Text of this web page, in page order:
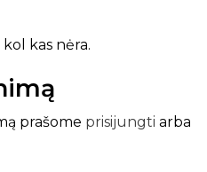
kas nėra.
prašome prisijungti arba